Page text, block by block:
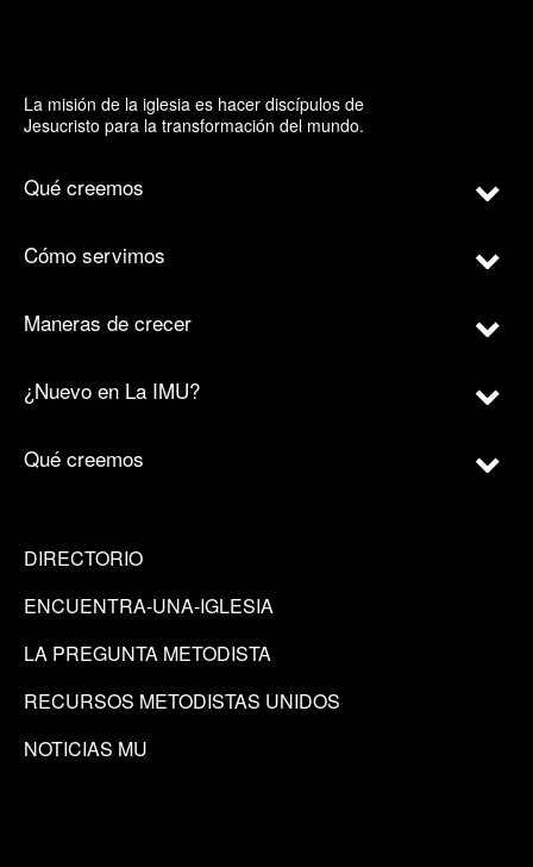
La misión de la iglesia es hacer discípulos de
Jesucristo para la transformación del mundo.
Qué creemos
Cómo servimos
Maneras de crecer
¿Nuevo en La IMU?
Qué creemos
DIRECTORIO
ENCUENTRA-UNA-IGLESIA
LA PREGUNTA METODISTA
RECURSOS METODISTAS UNIDOS
NOTICIAS MU